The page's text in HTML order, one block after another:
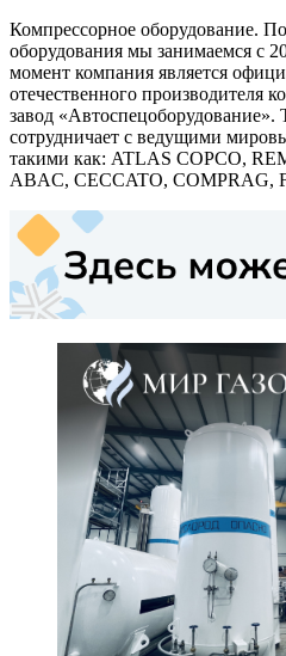
Компрессорное оборудование.
оборудования мы занимаемся с
момент компания является
отечественного производителя
завод
сотрудничает с ведущими
такими как: ATLAS COPCO,
ABAC, CECCATO, COMPRAG,